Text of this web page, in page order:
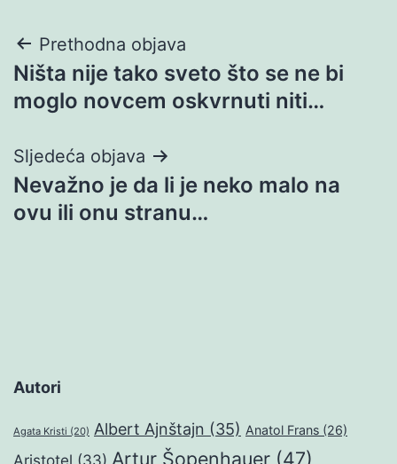
Navigacija
objava
Prethodna objava
Ništa nije tako sveto što se ne bi
moglo novcem oskvrnuti niti…
Sljedeća objava
Nevažno je da li je neko malo na
ovu ili onu stranu…
Autori
Agata Kristi (20) Albert Ajnštajn (35) Anatol Frans (26)
Artur Šopenhauer (47)